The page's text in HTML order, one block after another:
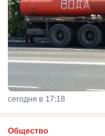
сегодня в 17:18
Общество